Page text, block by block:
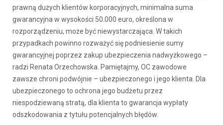
prawną dużych klientów korporacyjnych, minimalna suma
gwarancyjna w wysokości 50.000 euro, określona w
rozporządzeniu, może być niewystarczająca. W takich
przypadkach powinno rozważyć się podniesienie sumy
gwarancyjnej poprzez zakup ubezpieczenia nadwyżkowego –
radzi Renata Orzechowska. Pamiętajmy, OC zawodowe
zawsze chroni podwójnie – ubezpieczonego i jego klienta. Dla
ubezpieczonego to ochrona jego budżetu przez
niespodziewaną stratą, dla klienta to gwarancja wypłaty
odszkodowania z tytułu potencjalnych błędów.